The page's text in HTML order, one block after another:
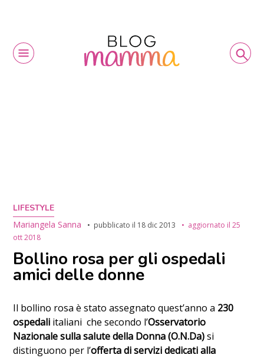
LIFESTYLE
Mariangela Sanna
pubblicato il 18 dic 2013 aggiornato il25
ott 2018
Bollino rosa per gli ospedali
amici delle donne
Il bollino rosa è stato assegnato quest’anno a 230
ospedali italiani che secondo l’Osservatorio
Nazionale sulla salute della Donna (O.N.Da)si
distinguono per l’offerta di servizi dedicati alla